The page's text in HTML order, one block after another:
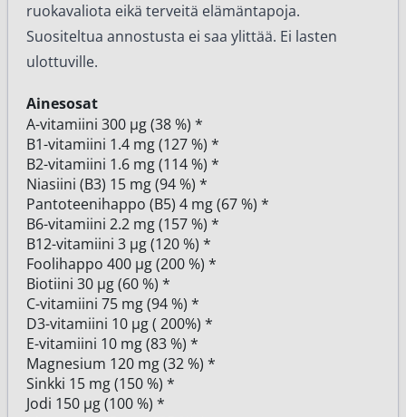
ruokavaliota eikä terveitä elämäntapoja.
Suositeltua annostusta ei saa ylittää. Ei lasten
ulottuville.
Ainesosat
A-vitamiini 300 µg (38 %) *
B1-vitamiini 1.4 mg (127 %) *
B2-vitamiini 1.6 mg (114 %) *
Niasiini (B3) 15 mg (94 %) *
Pantoteenihappo (B5) 4 mg (67 %) *
B6-vitamiini 2.2 mg (157 %) *
B12-vitamiini 3 µg (120 %) *
Foolihappo 400 µg (200 %) *
Biotiini 30 µg (60 %) *
C-vitamiini 75 mg (94 %) *
D3-vitamiini 10 µg ( 200%) *
E-vitamiini 10 mg (83 %) *
Magnesium 120 mg (32 %) *
Sinkki 15 mg (150 %) *
Jodi 150 µg (100 %) *